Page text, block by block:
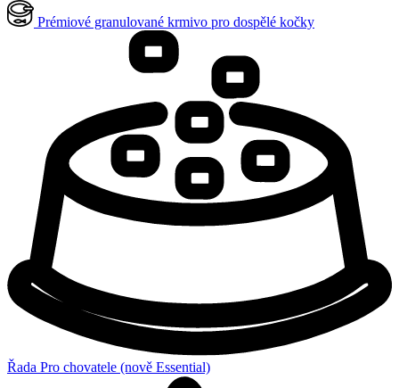
Prémiové granulované krmivo pro dospělé kočky
Řada Pro chovatele (nově Essential)